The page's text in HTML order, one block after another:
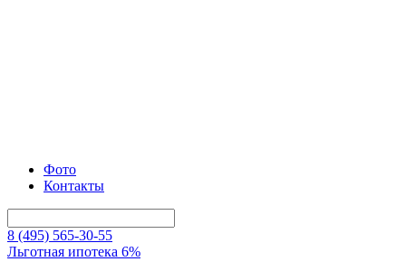
Фото
Контакты
8 (495) 565-30-55
Льготная ипотека 6%